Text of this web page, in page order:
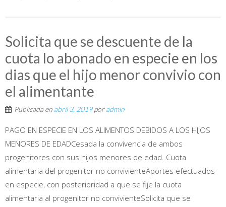
Solicita que se descuente de la
cuota lo abonado en especie en los
dias que el hijo menor convivio con
el alimentante
Publicada en abril 3, 2019poradmin
PAGO EN ESPECIE EN LOS ALIMENTOS DEBIDOS A LOS HIJOS
MENORES DE EDADCesada la convivencia de ambos
progenitores con sus hijos menores de edad. Cuota
alimentaria del progenitor no convivienteAportes efectuados
en especie, con posterioridad a que se fije la cuota
alimentaria al progenitor no convivienteSolicita que se